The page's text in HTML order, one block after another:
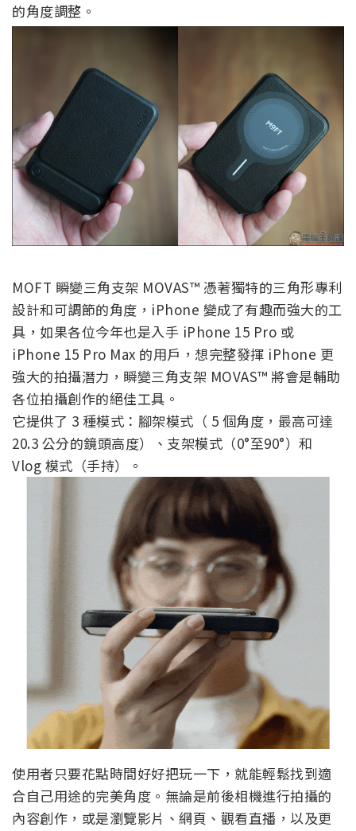
的角度調整。
MOFT 瞬變三角支架 MOVAS™ 憑著獨特的三角形專利
設計和可調節的角度，iPhone 變成了有趣而強大的工
具，如果各位今年也是入手 iPhone 15 Pro 或
iPhone 15 Pro Max 的用戶，想完整發揮 iPhone 更
強大的拍攝潛力，瞬變三角支架 MOVAS™ 將會是輔助
各位拍攝創作的絕佳工具。
它提供了 3 種模式：腳架模式（ 5 個角度，最高可達
20.3 公分的鏡頭高度）、支架模式（0°至90°）和
Vlog 模式（手持）。
使用者只要花點時間好好把玩一下，就能輕鬆找到適
合自己用途的完美角度。無論是前後相機進行拍攝的
內容創作，或是瀏覽影片、網頁、觀看直播，以及更